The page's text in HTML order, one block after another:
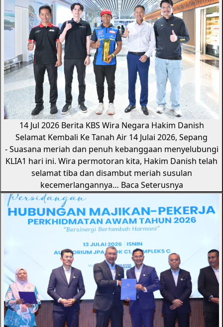
14 Jul 2026 Berita KBS Wira Negara Hakim Danish
Selamat Kembali Ke Tanah Air 14 Julai 2026, Sepang
- Suasana meriah dan penuh kebanggaan menyelubungi
KLIA1 hari ini. Wira permotoran kita, Hakim Danish telah
selamat tiba dan disambut meriah susulan
kecemerlangannya… Baca Seterusnya